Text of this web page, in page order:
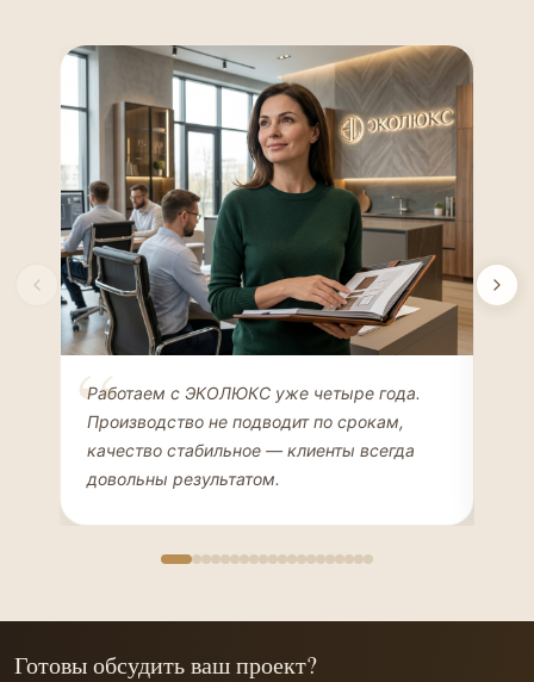
Елена Соколова
ДИЗАЙНЕР ИНТЕРЬЕРОВ
Работаем с ЭКОЛЮКС уже четыре года.
Производство не подводит по срокам,
качество стабильное — клиенты всегда
довольны результатом.
Готовы обсудить ваш проект?